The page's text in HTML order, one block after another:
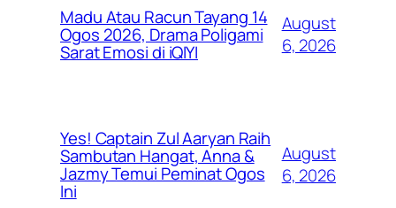
Madu Atau Racun Tayang 14
Ogos 2026, Drama Poligami
Sarat Emosi di iQIYI
August
6, 2026
Yes! Captain Zul Aaryan Raih
Sambutan Hangat, Anna &
Jazmy Temui Peminat Ogos
Ini
August
6, 2026